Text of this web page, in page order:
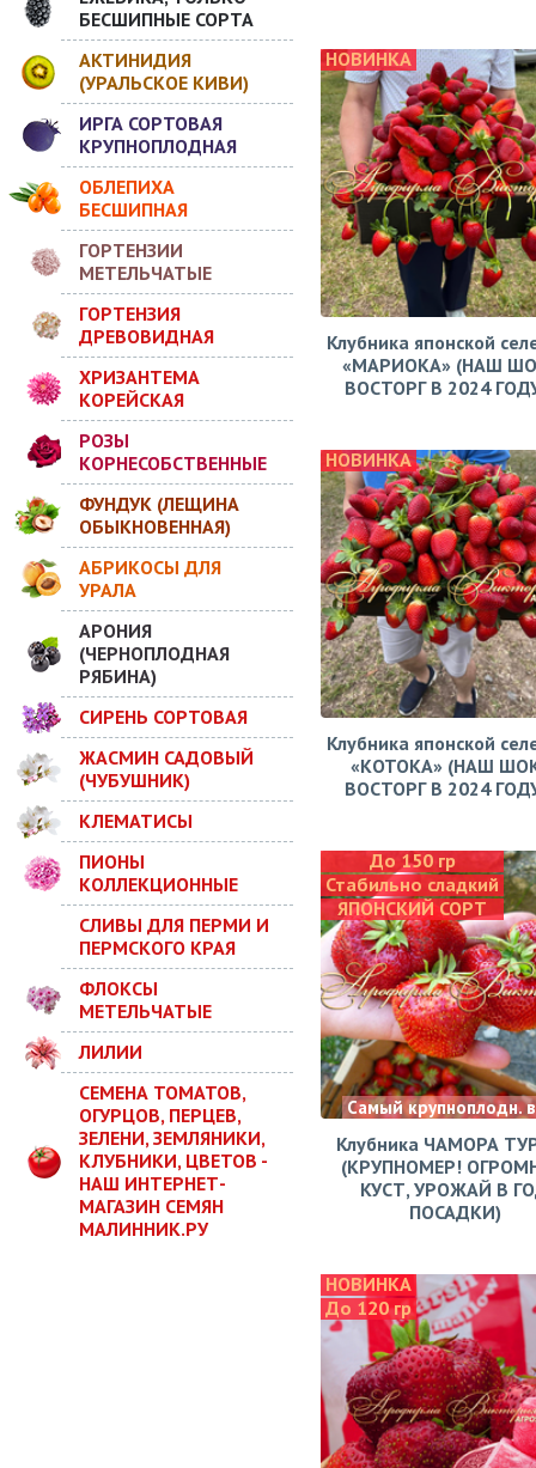
БЕСШИПНЫЕ СОРТА
АКТИНИДИЯ
(УРАЛЬСКОЕ КИВИ)
ИРГА СОРТОВАЯ
КРУПНОПЛОДНАЯ
ОБЛЕПИХА
БЕСШИПНАЯ
ГОРТЕНЗИИ
МЕТЕЛЬЧАТЫЕ
ГОРТЕНЗИЯ
ДРЕВОВИДНАЯ
ХРИЗАНТЕМА
КОРЕЙСКАЯ
РОЗЫ
КОРНЕСОБСТВЕННЫЕ
ФУНДУК (ЛЕЩИНА
ОБЫКНОВЕННАЯ)
АБРИКОСЫ ДЛЯ
УРАЛА
АРОНИЯ
(ЧЕРНОПЛОДНАЯ
РЯБИНА)
СИРЕНЬ СОРТОВАЯ
ЖАСМИН САДОВЫЙ
(ЧУБУШНИК)
КЛЕМАТИСЫ
ПИОНЫ
КОЛЛЕКЦИОННЫЕ
СЛИВЫ ДЛЯ ПЕРМИ И
ПЕРМСКОГО КРАЯ
ФЛОКСЫ
МЕТЕЛЬЧАТЫЕ
ЛИЛИИ
СЕМЕНА ТОМАТОВ,
ОГУРЦОВ, ПЕРЦЕВ,
ЗЕЛЕНИ, ЗЕМЛЯНИКИ,
КЛУБНИКИ, ЦВЕТОВ -
НАШ ИНТЕРНЕТ-
МАГАЗИН СЕМЯН
МАЛИННИК.РУ
НОВИНКА
Клубника японской
«МАРИОКА» (НАШ
ВОСТОРГ В 2024
НОВИНКА
Клубника японской
«КОТОКА» (НАШ
ВОСТОРГ В 2024
До 150 гр
Стабильно сладкий
ЯПОНСКИЙ СОРТ
Самый крупноплодн.
Клубника ЧАМОРА
(КРУПНОМЕР!
КУСТ, УРОЖАЙ В
ПОСАДКИ)
НОВИНКА
До 120 гр